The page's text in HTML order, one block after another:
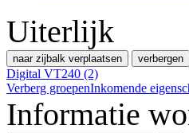
Uiterlijk
naar zijbalk verplaatsen verbergen
Digital VT240 (2)
Verberg groepenInkomende
Informatie